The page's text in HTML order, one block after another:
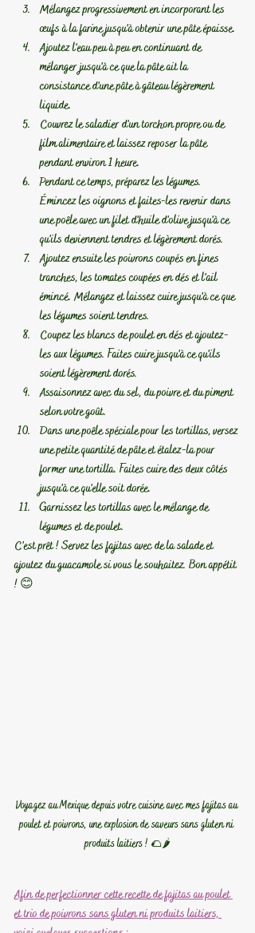
Mélangez progressivement en incorporant les
œufs à la farine jusqu'à obtenir une pâte épaisse.
Ajoutez l'eau peu à peu en continuant de
mélanger jusqu'à ce que la pâte ait la
consistance d'une pâte à gâteau légèrement
liquide.
Couvrez le saladier d'un torchon propre ou de
film alimentaire et laissez reposer la pâte
pendant environ 1 heure.
Pendant ce temps, préparez les légumes.
Émincez les oignons et faites-les revenir dans
une poêle avec un filet d'huile d'olive jusqu'à ce
qu'ils deviennent tendres et légèrement dorés.
Ajoutez ensuite les poivrons coupés en fines
tranches, les tomates coupées en dés et l'ail
émincé. Mélangez et laissez cuire jusqu'à ce que
les légumes soient tendres.
Coupez les blancs de poulet en dés et ajoutez-
les aux légumes. Faites cuire jusqu'à ce qu'ils
soient légèrement dorés.
Assaisonnez avec du sel, du poivre et du piment
selon votre goût.
Dans une poêle spéciale pour les tortillas, versez
une petite quantité de pâte et étalez-la pour
former une tortilla. Faites cuire des deux côtés
jusqu'à ce qu'elle soit dorée.
Garnissez les tortillas avec le mélange de
légumes et de poulet.
C'est prêt ! Servez les fajitas avec de la salade et
ajoutez du guacamole si vous le souhaitez. Bon appétit
! 😊
Voyagez au Mexique depuis votre cuisine avec mes fajitas au
poulet et poivrons, une explosion de saveurs sans gluten ni
produits laitiers ! 🌮🌶️
Afin de perfectionner cette recette de fajitas au poulet
et trio de poivrons sans gluten ni produits laitiers,